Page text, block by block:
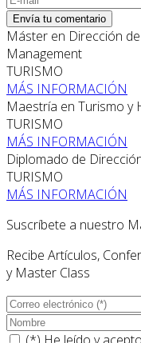
Envía tu comentario
Máster en Dirección
Management
TURISMO
MÁS INFORMACIÓN
Maestría en Turismo y
TURISMO
MÁS INFORMACIÓN
Diplomado de
TURISMO
MÁS INFORMACIÓN
Suscríbete a nuestro
Recibe Artículos,
y Master Class
(*) He leído y